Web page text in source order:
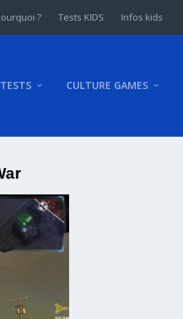
? Tests KIDS Infos kids
TESTS CULTURE GAMES